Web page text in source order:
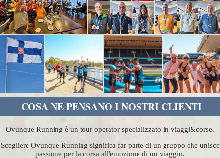
COSA NE PENSANO I NOSTRI CLIENTI
Ovunque Running è un tour operator specializzato in viaggi&corse.
Scegliere Ovunque Running significa far parte di un gruppo che unisce
passione per la corsa all'emozione di un viaggio.